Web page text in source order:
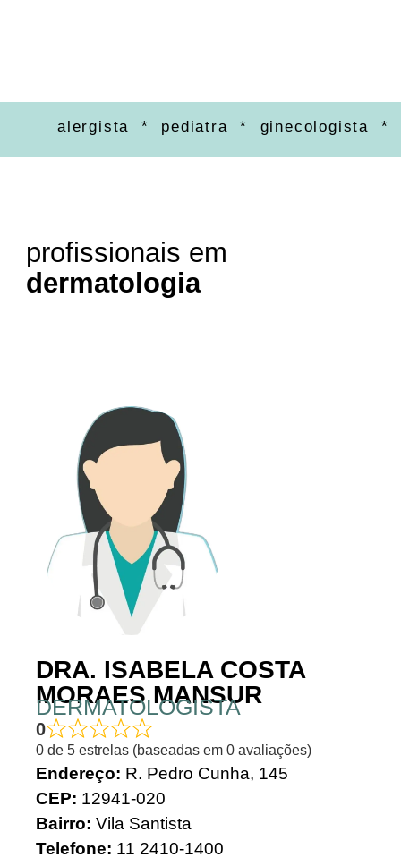
alergista * pediatra * ginecologista *
profissionais em
dermatologia
DRA. ISABELA COSTA
MORAES MANSUR
DERMATOLOGISTA
0
0 de 5 estrelas (baseadas em 0 avaliações)
Endereço: R. Pedro Cunha, 145
CEP: 12941-020
Bairro: Vila Santista
Telefone: 11 2410-1400